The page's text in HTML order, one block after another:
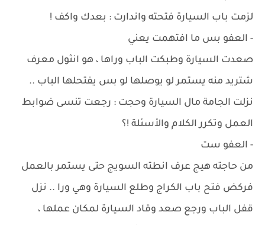
لزمت باب السيارة فتحته واندارت : بعدك واكف !
- العفو بس ما افتهمت يعني
صعدت السيارة وطبكت الباب وراها ، هو انثول معرف
شتريد منه يستمر لو يوصلها لو بس يفتحلها الباب ..
نزلت الجامة مال السيارة وحجت : رجعت تنسى ضوابط
العمل وتكرر الكلام والأسئلة !؟
- العفو ست
من حاجته هيج عرف انطته السويج حتى يستمر بالعمل
فركض فتح باب الكراج وطلع السيارة وهي ورا .. نزل
قفل الباب ورجع صعد وقاد السيارة لمكان عملها ،